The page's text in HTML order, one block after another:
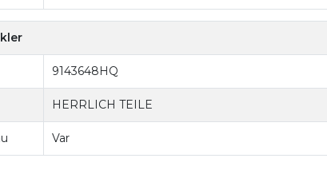
9143648HQ
HERRLICH TEILE
Var